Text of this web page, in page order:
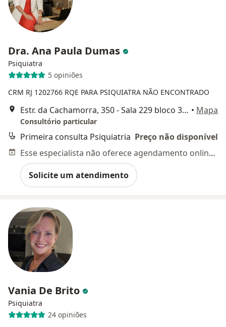
Dra. Ana Paula Dumas
Psiquiatra
5 opiniões
CRM RJ 1202766 RQE PARA PSIQUIATRA NÃO ENCONTRADO
Estr. da Cachamorra, 350 - Sala 229 bloco 3A - Campo Grande, Rio de Janeiro - RJ, 23040-150, Rio de Janeiro • Mapa
Consultório particular
Primeira consulta Psiquiatria Preço não disponível
Esse especialista não oferece agendamento online para esse endereço.
Solicite um atendimento
Vania De Brito
Psiquiatra
24 opiniões